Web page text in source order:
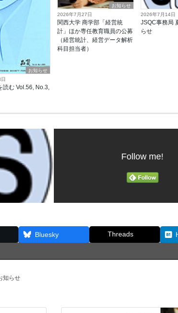
お知らせ
読む Vol.56, No.3,
お知らせ
2026年7月27日
関西大学 商学部「経営統
計」ほか専任教育職員の公募
（経営統計、経営データ解析
科目担当者）
2026年7月14日
JSQC事務局
らせ
Follow me!
Bluesky Threads
知らせ